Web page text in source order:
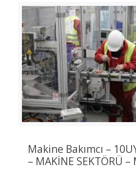
Makine Bakımcı –
– MAKİNE SEKTÖRÜ –